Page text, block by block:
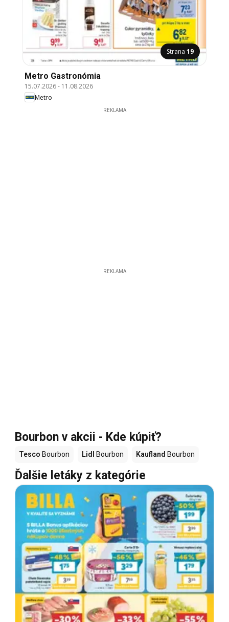
Strana 19
Metro Gastronómia
15.07.2026- 11.08.2026
Metro
REKLAMA
REKLAMA
Bourbon v akcii - Kde kúpiť?
Tesco Bourbon Lidl Bourbon Kaufland Bourbon
Ďalšie letáky z kategórie